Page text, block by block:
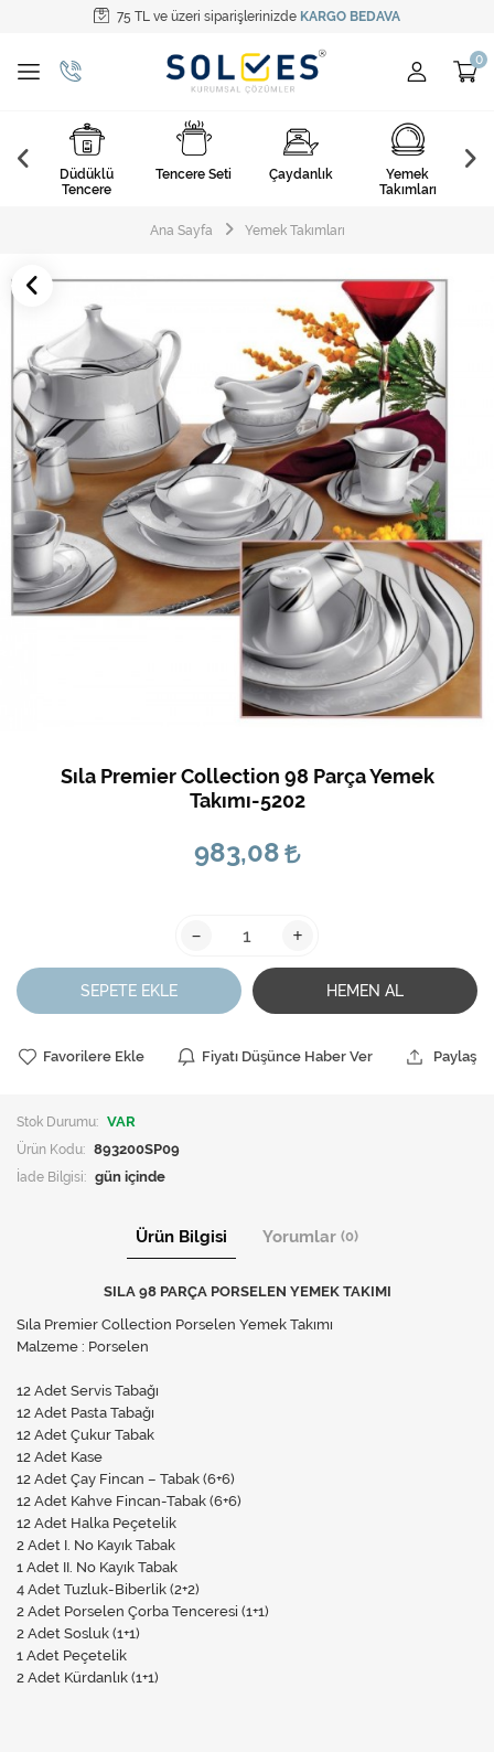
75 TL ve üzeri siparişlerinizde KARGO BEDAVA
Tüm Kategoriler
Pişirme Gereçleri
Yemek Takımları
Kahvaltı Takımları
Cam Ürünler
Servis Setleri
Mutfak Tekstili
Mutfak Aksesuarları
Düdüklü
Tencere
Tencere Seti Çaydanlık
Yemek
Takımları
Ana Sayfa Yemek Takımları
Sıla Premier Collection 98 Parça Yemek
Takımı-5202
983,08
- +
SEPETE EKLE HEMEN AL
Favorilere Ekle Fiyatı Düşünce Haber Ver Paylaş
Stok Durumu: VAR
Ürün Kodu: 893200SP09
İade Bilgisi:
Ürün Bilgisi Yorumlar (0)
SILA 98 PARÇA PORSELEN YEMEK TAKIMI
Sıla Premier Collection Porselen Yemek Takımı
Malzeme : Porselen
12 Adet Servis Tabağı
12 Adet Pasta Tabağı
12 Adet Çukur Tabak
12 Adet Kase
12 Adet Çay Fincan – Tabak (6+6)
12 Adet Kahve Fincan-Tabak (6+6)
12 Adet Halka Peçetelik
2 Adet I. No Kayık Tabak
1 Adet II. No Kayık Tabak
4 Adet Tuzluk-Biberlik (2+2)
2 Adet Porselen Çorba Tenceresi (1+1)
2 Adet Sosluk (1+1)
1 Adet Peçetelik
2 Adet Kürdanlık (1+1)